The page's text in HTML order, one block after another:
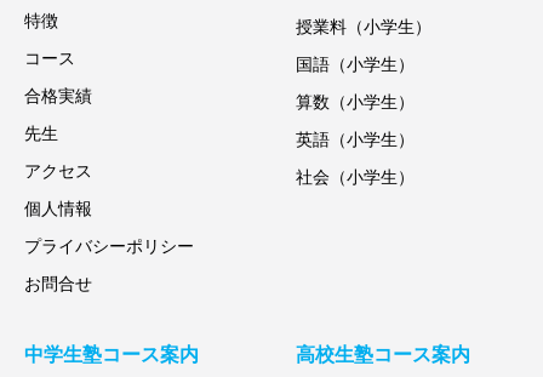
特徴
コース
合格実績
先生
アクセス
個人情報
プライバシーポリシー
お問合せ
授業料（小学生）
国語（小学生）
算数（小学生）
英語（小学生）
社会（小学生）
中学生塾コース案内 高校生塾コース案内